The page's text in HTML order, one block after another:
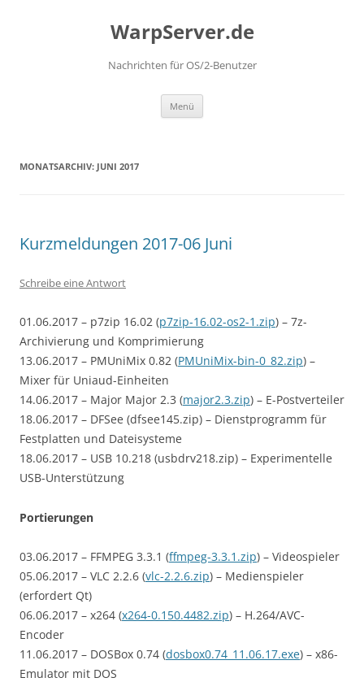
WarpServer.de
Nachrichten für OS/2-Benutzer
Menü
MONATSARCHIV: JUNI 2017
Kurzmeldungen 2017-06 Juni
Schreibe eine Antwort
01.06.2017 – p7zip 16.02 (p7zip-16.02-os2-1.zip) – 7z-
Archivierung und Komprimierung
13.06.2017 – PMUniMix 0.82 (PMUniMix-bin-0_82.zip) –
Mixer für Uniaud-Einheiten
14.06.2017 – Major Major 2.3 (major2.3.zip) – E-Postverteiler
18.06.2017 – DFSee (dfsee145.zip) – Dienstprogramm für
Festplatten und Dateisysteme
18.06.2017 – USB 10.218 (usbdrv218.zip) – Experimentelle
USB-Unterstützung
Portierungen
03.06.2017 – FFMPEG 3.3.1 (ffmpeg-3.3.1.zip) – Videospieler
05.06.2017 – VLC 2.2.6 (vlc-2.2.6.zip) – Medienspieler
(erfordert Qt)
06.06.2017 – x264 (x264-0.150.4482.zip) – H.264/AVC-
Encoder
11.06.2017 – DOSBox 0.74 (dosbox0.74_11.06.17.exe) – x86-
Emulator mit DOS